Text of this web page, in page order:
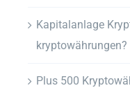
Kapitalanlage
kryptowährungen?
Plus 500